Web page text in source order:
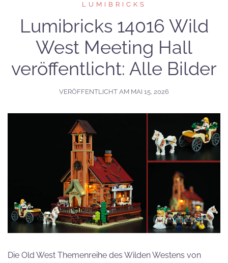
LUMIBRICKS
Lumibricks 14016 Wild
West Meeting Hall
veröffentlicht: Alle Bilder
VERÖFFENTLICHT AM MAI 15, 2026
Die Old West Themenreihe des Wilden Westens von